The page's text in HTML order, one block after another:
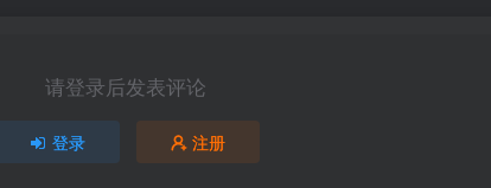
请登录后发表评论
登录 注册